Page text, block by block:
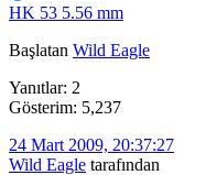
HK 53 5.56 mm
Başlatan Wild Eagle
Yanıtlar: 2
Gösterim: 5,237
24 Mart 2009, 20:37:27
Wild Eagle tarafından